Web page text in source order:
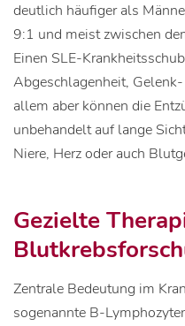
deutlich häufiger als
9:1 und meist zwischen
Einen SLE-
Abgeschlagenheit,
allem aber können die
unbehandelt auf lange
Niere, Herz oder auch
Gezielte
Zentrale Bedeutung im
sogenannte B-